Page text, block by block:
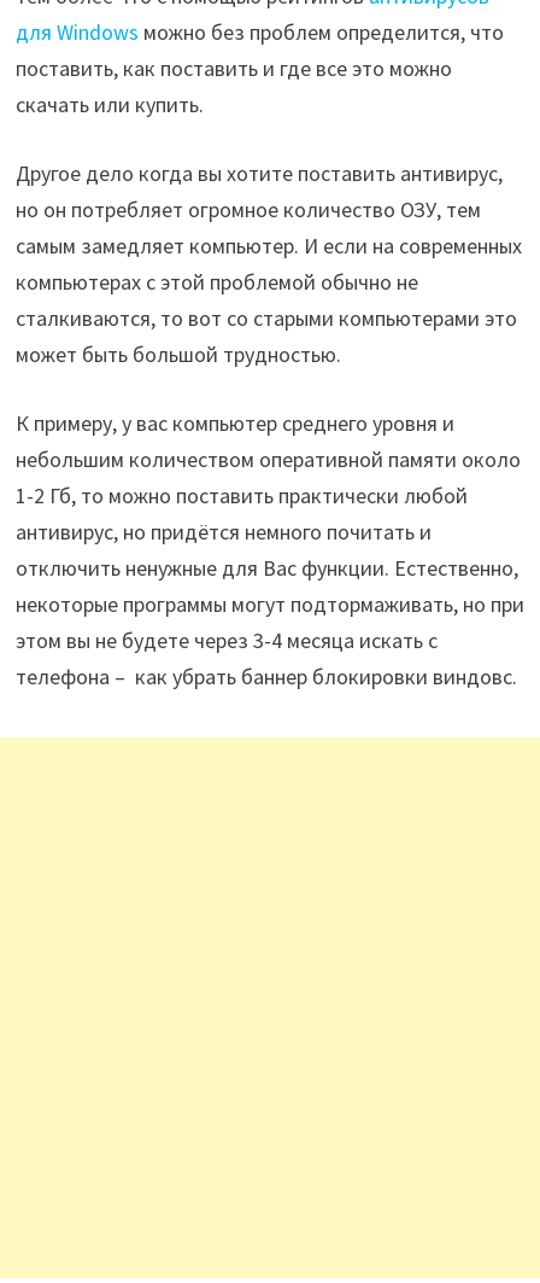
для Windows можно без проблем определится, что
поставить, как поставить и где все это можно
скачать или купить.
Другое дело когда вы хотите поставить антивирус,
но он потребляет огромное количество ОЗУ, тем
самым замедляет компьютер. И если на современных
компьютерах с этой проблемой обычно не
сталкиваются, то вот со старыми компьютерами это
может быть большой трудностью.
К примеру, у вас компьютер среднего уровня и
небольшим количеством оперативной памяти около
1-2 Гб, то можно поставить практически любой
антивирус, но придётся немного почитать и
отключить ненужные для Вас функции. Естественно,
некоторые программы могут подтормаживать, но при
этом вы не будете через 3-4 месяца искать с
телефона – как убрать баннер блокировки виндовс.